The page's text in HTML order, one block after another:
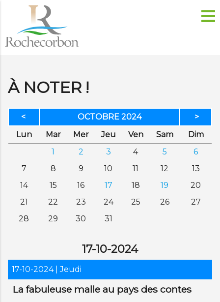
À NOTER !
< OCTOBRE 2024
>
Lundi Mardi MercrediJeudi VendrediSamedi Dim
1
2 3 4 5
6
7
8 9 10 11 12
13
14
15 16 17 18 19
20
21
22 23 24 25 26
27
28
29 30 31
17-10-2024
17-10-2024 | Jeudi
La fabuleuse malle au pays des contes